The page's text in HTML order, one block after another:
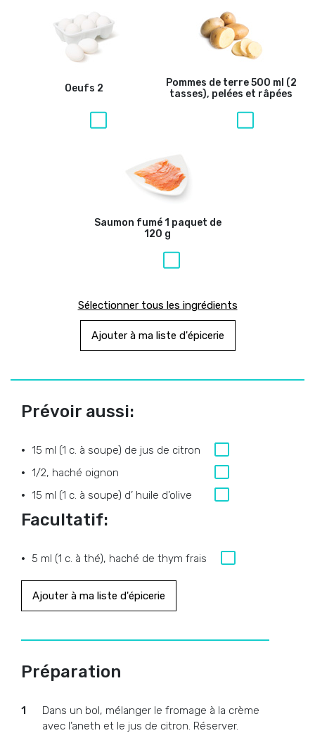
Oeufs 2 Pommes de terre500 ml (2
tasses), pelées et râpées
Saumon fumé1 paquet de
120 g
Sélectionner tous les ingrédients
Ajouter à ma liste d'épicerie
Prévoir aussi:
15 ml (1 c. à soupe) de jus de citron
1/2, haché oignon
15 ml (1 c. à soupe) d’ huile d’olive
Facultatif:
5 ml (1 c. à thé), haché de thym frais
Ajouter à ma liste d'épicerie
Préparation
Dans un bol, mélanger le fromage à la crème
avec l’aneth et le jus de citron. Réserver.